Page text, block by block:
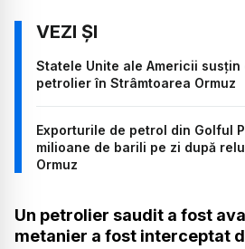
Statele Unite ale Americii
petrolier în Strâmtoarea Ormuz
Exporturile de petrol din Golful
milioane de barili pe zi după
Ormuz
Un petrolier saudit a fost
metanier a fost interceptat